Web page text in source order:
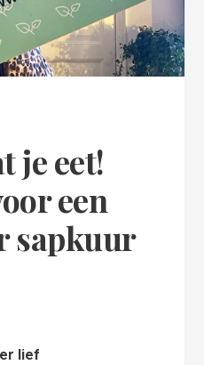
je eet!
een
sapkuur
lief